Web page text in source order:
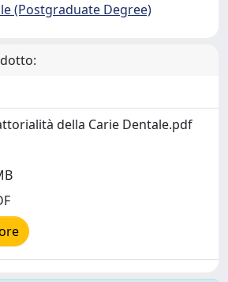
(Postgraduate Degree)
della Carie Dentale.pdf